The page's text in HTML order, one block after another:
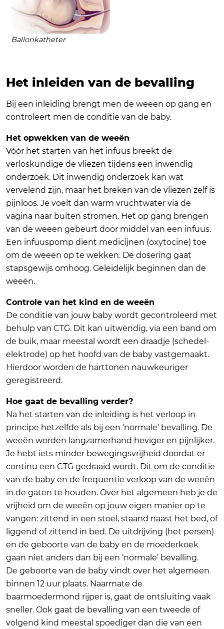
Ballonkatheter
Het inleiden van de bevalling
Bij een inleiding brengt men de weeën op gang en
controleert men de conditie van de baby.
Het opwekken van de weeën
Vóór het starten van het infuus breekt de
verloskundige de vliezen tijdens een inwendig
onderzoek. Dit inwendig onderzoek kan wat
vervelend zijn, maar het breken van de vliezen zelf is
pijnloos. Je voelt dan warm vruchtwater via de
vagina naar buiten stromen. Het op gang brengen
van de weeën gebeurt door middel van een infuus.
Een infuuspomp dient medicijnen (oxytocine) toe
om de weeën op te wekken. De dosering gaat
stapsgewijs omhoog. Geleidelijk beginnen dan de
weeën.
Controle van het kind en de weeën
De conditie van jouw baby wordt gecontroleerd met
behulp van CTG. Dit kan uitwendig, via een band om
de buik, maar meestal wordt een draadje (schedel-
elektrode) op het hoofd van de baby vastgemaakt.
Hierdoor worden de harttonen nauwkeuriger
geregistreerd.
Hoe gaat de bevalling verder?
Na het starten van de inleiding is het verloop in
principe hetzelfde als bij een ‘normale’ bevalling. De
weeën worden langzamerhand heviger en pijnlijker.
Je hebt iets minder bewegingsvrijheid doordat er
continu een CTG gedraaid wordt. Dit om de conditie
van de baby en de frequentie verloop van de weeën
in de gaten te houden. Over het algemeen heb je de
vrijheid om de weeën op jouw eigen manier op te
vangen: zittend in een stoel, staand naast het bed, of
liggend of zittend in bed. De uitdrijving (het persen)
en de geboorte van de baby en de moederkoek
gaan niet anders dan bij een ‘normale’ bevalling.
De geboorte van de baby vindt over het algemeen
binnen 12 uur plaats. Naarmate de
baarmoedermond rijper is, gaat de ontsluiting vaak
sneller. Ook gaat de bevalling van een tweede of
volgend kind meestal spoediger dan die van een